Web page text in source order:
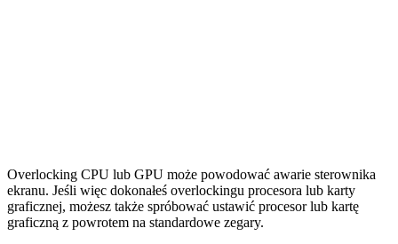
Overlocking CPU lub GPU może powodować awarie sterownika
ekranu. Jeśli więc dokonałeś overlockingu procesora lub karty
graficznej, możesz także spróbować ustawić procesor lub kartę
graficzną z powrotem na standardowe zegary.